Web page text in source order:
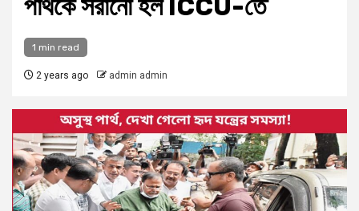
পার্থকে সরানো হল ICCU-তে
1 min read
2 years ago admin admin